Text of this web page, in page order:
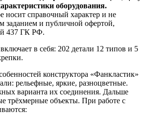
оборудования.
носит справочный характер и не
заданием и публичной офертой,
437 ГК РФ.
в себя: 202 детали 12 типов и 5
конструктора «Фанкластик»
рельефные, яркие, разноцветные.
варианта их соединения. Дальше
трёхмерные объекты. При работе с